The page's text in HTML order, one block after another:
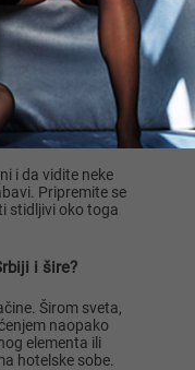
je uobičajeni mit.
imati širok
žurka može biti
partnera
Svingeri
ili zabave na polu-
ili čak
stvarna i
i da vidite neke
Pripremite se
stidljivi oko toga
i šire?
Širom sveta,
naopako
elementa ili
hotelske sobe.